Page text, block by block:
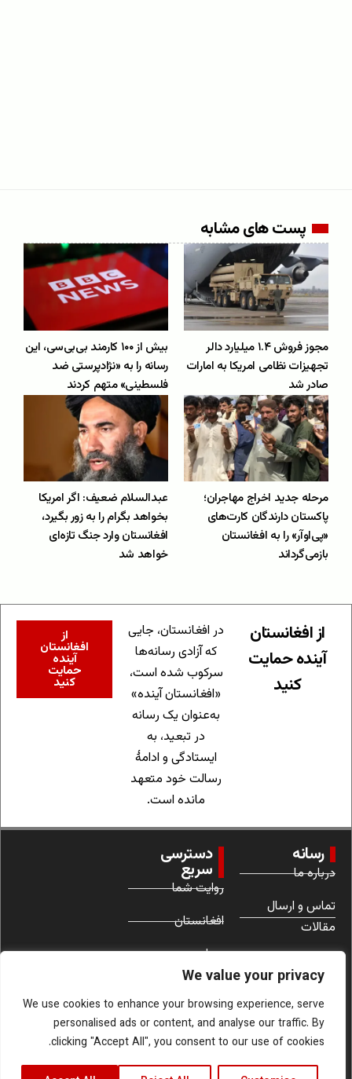
We value your privacy
We use cookies to enhance your browsing experience, serve
personalised ads or content, and analyse our traffic. By
clicking "Accept All", you consent to our use of cookies.
پست های مشابه
مجوز فروش ۱.۴ میلیارد دالر
تجهیزات نظامی امریکا به امارات
صادر شد
بیش از ۱۰۰ کارمند بی‌بی‌سی، این
رسانه را به «نژادپرستی ضد
فلسطینی» متهم کردند
مرحله جدید اخراج مهاجران؛
پاکستان دارندگان کارت‌های
«پی‌اوآر» را به افغانستان
بازمی‌گرداند
عبدالسلام ضعیف: اگر امریکا
بخواهد بگرام را به زور بگیرد،
افغانستان وارد جنگ تازه‌ای
خواهد شد
از افغانستان
آینده حمایت
کنید
در افغانستان، جایی
که آزادی رسانه‌ها
سرکوب شده است،
«افغانستان آینده»
به‌عنوان یک رسانه
در تبعید، به
ایستادگی و ادامهٔ
رسالت خود متعهد
مانده است.
از
افغانستان
آینده
حمایت
کنید
رسانه
درباره ما
تماس و ارسال
مقالات
دسترسی
سریع
روایت شما
افغانستان
جهان